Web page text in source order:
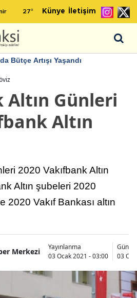
27° Künye İletişim
Bütçe Artışı Yaşandı
Altın Günleri
Altın
2020 Vakıfbank Altın
Altın şubeleri 2020
2020 Vakıf Bankası altın
Merkezi
Yayınlanma
03 Ocak 2021 - 03:00
03